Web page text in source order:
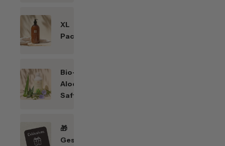
XL
Packungen
Bio-
Aloe
Saft
🎁
Geschenkefinder